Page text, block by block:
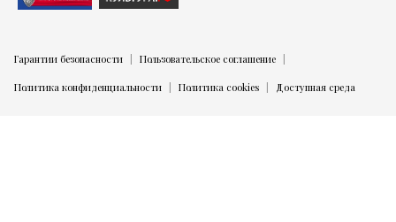
Гарантии безопасности Пользовательское соглашение
Политика конфиденциальности Политика cookies Доступная среда